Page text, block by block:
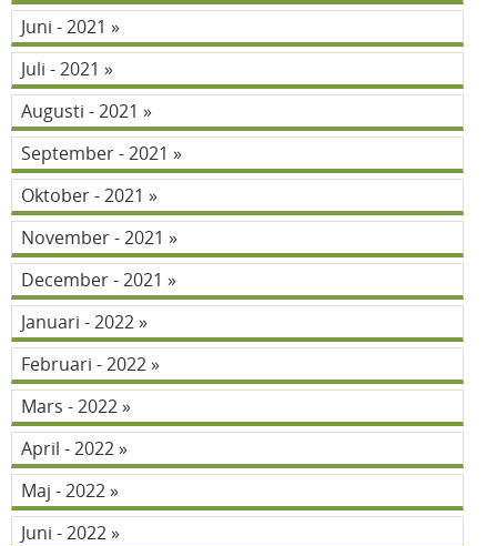
Juni - 2021
Juli - 2021
Augusti - 2021
September - 2021
Oktober - 2021
November - 2021
December - 2021
Januari - 2022
Februari - 2022
Mars - 2022
April - 2022
Maj - 2022
Juni - 2022